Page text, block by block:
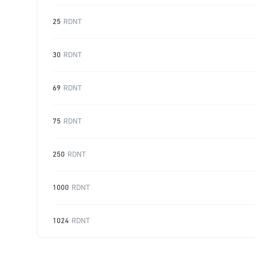
25 RDNT
30 RDNT
69 RDNT
75 RDNT
250 RDNT
1000 RDNT
1024 RDNT